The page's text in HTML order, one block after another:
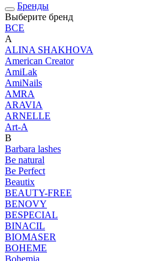
Бренды
Выберите бренд
ВСЕ
A
ALINA SHAKHOVA
American Creator
AmiLak
AmiNails
AMRA
ARAVIA
ARNELLE
Art-A
B
Barbara lashes
Be natural
Be Perfect
Beautix
BEAUTY-FREE
BENOVY
BESPECIAL
BINACIL
BIOMASER
BOHEME
Bohemia